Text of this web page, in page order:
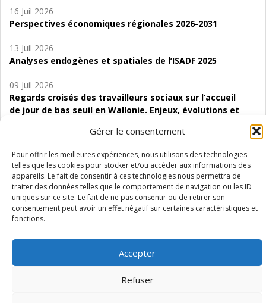
Gérer le consentement
Pour offrir les meilleures expériences, nous utilisons des technologies
telles que les cookies pour stocker et/ou accéder aux informations des
appareils. Le fait de consentir à ces technologies nous permettra de
traiter des données telles que le comportement de navigation ou les ID
uniques sur ce site. Le fait de ne pas consentir ou de retirer son
consentement peut avoir un effet négatif sur certaines caractéristiques et
fonctions.
Accepter
Refuser
16 Juil 2026
Perspectives économiques régionales 2026-2031
13 Juil 2026
Analyses endogènes et spatiales de l’ISADF 2025
09 Juil 2026
Regards croisés des travailleurs sociaux sur l’accueil
de jour de bas seuil en Wallonie. Enjeux, évolutions et
Étude d’évaluabilité des Structures
d’accompagnement à l’autocréation d’emploi (SAACE)
01 Juil 2026
Pénurie du personnel infirmier :quels indicateurs
d’offre de soins pour comprendre la situation en